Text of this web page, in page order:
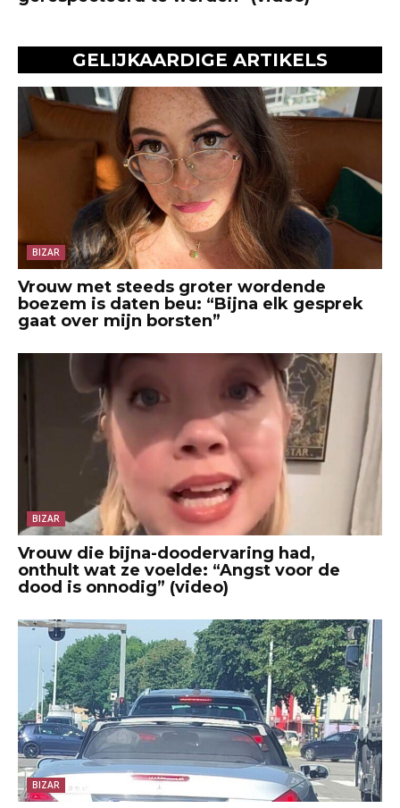
GELIJKAARDIGE ARTIKELS
BIZAR
Vrouw met steeds groter wordende
boezem is daten beu: “Bijna elk gesprek
gaat over mijn borsten”
BIZAR
Vrouw die bijna-doodervaring had,
onthult wat ze voelde: “Angst voor de
dood is onnodig” (video)
BIZAR